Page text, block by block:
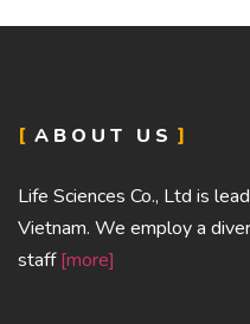
ABOUT US
Life Sciences Co., Ltd is
Vietnam. We employ a
staff[more]